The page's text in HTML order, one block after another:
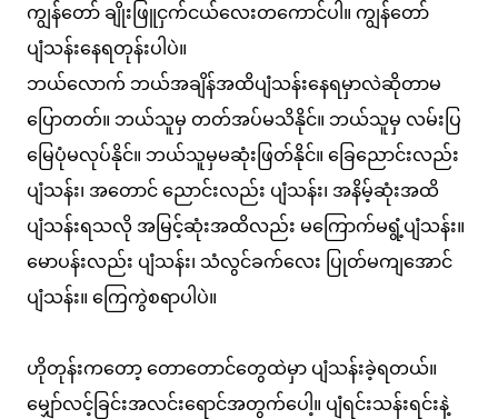
ကျွန်တော် ချိုးဖြူငှက်ငယ်လေးတကောင်ပါ။ ကျွန်တော်
ပျံသန်းနေရတုန်းပါပဲ။
ဘယ်လောက် ဘယ်အချိန်အထိပျံသန်းနေရမှာလဲဆိုတာမ
ပြောတတ်။ ဘယ်သူမှ တတ်အပ်မသိနိုင်။ ဘယ်သူမှ လမ်းပြ
မြေပုံမလုပ်နိုင်။ ဘယ်သူမှမဆုံးဖြတ်နိုင်။ ခြေညောင်းလည်း
ပျံသန်း၊ အတောင် ညောင်းလည်း ပျံသန်း၊ အနိမ့်ဆုံးအထိ
ပျံသန်းရသလို အမြင့်ဆုံးအထိလည်း မကြောက်မရွံ့ပျံသန်း။
မောပန်းလည်း ပျံသန်း၊ သံလွင်ခက်လေး ပြုတ်မကျအောင်
ပျံသန်း။ ကြေကွဲစရာပါပဲ။
ဟိုတုန်းကတော့ တောတောင်တွေထဲမှာ ပျံသန်းခဲ့ရတယ်။
မျှော်လင့်ခြင်းအလင်းရောင်အတွက်ပေါ့။ ပျံရင်းသန်းရင်းနဲ့